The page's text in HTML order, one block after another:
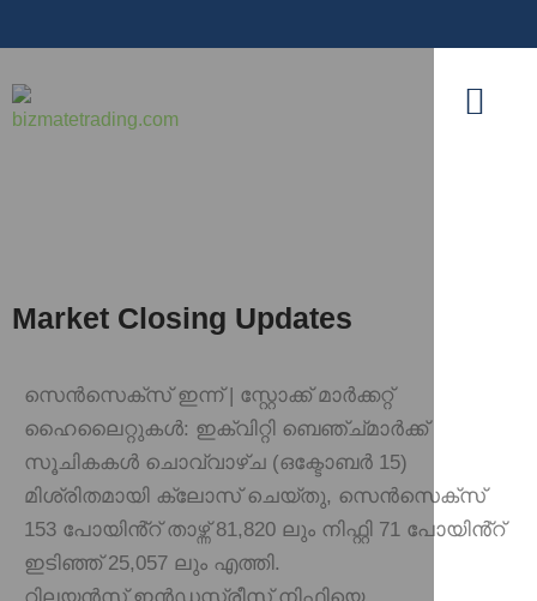
Market Closing Updates
സെൻസെക്സ് ഇന്ന് | സ്റ്റോക്ക് മാർക്കറ്റ്
ഹൈലൈറ്റുകൾ: ഇക്വിറ്റി ബെഞ്ച്മാർക്ക്
സൂചികകൾ ചൊവ്വാഴ്ച (ഒക്ടോബർ 15)
മിശ്രിതമായി ക്ലോസ് ചെയ്തു, സെൻസെക്സ്
153 പോയിൻ്റ് താഴ്ന്ന് 81,820 ലും നിഫ്റ്റി 71 പോയിൻ്റ്
ഇടിഞ്ഞ് 25,057 ലും എത്തി.